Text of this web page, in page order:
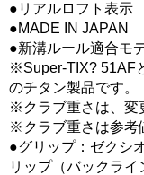
●リアルロフト表示
●MADE IN JAPAN
●新溝ルール適合モ
※Super-TIX? 51AF
のチタン製品です。
※クラブ重さは、変
※クラブ重さは参考
●グリップ：ゼクシ
リップ（バックライ